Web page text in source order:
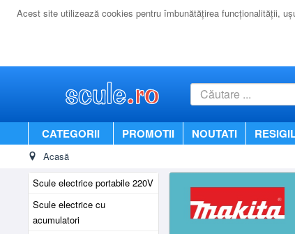
Acest site utilizează cookies pentru îmbunătăţirea funcţionalităţii,
CATEGORII PROMOTII NOUTATI
Acasă
Scule electrice portabile 220V
Scule electrice cu
acumulatori